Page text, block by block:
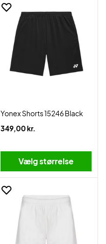
Yonex Shorts 15246 Black
349,00 kr.
Vælg størrelse